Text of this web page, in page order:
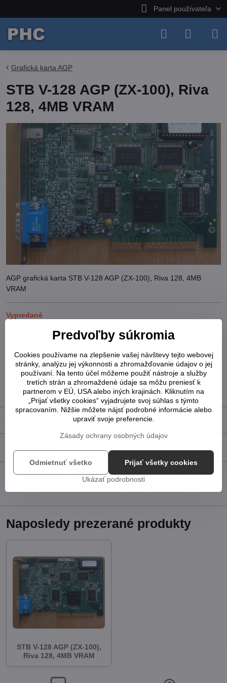
Panel používateľa
Grafická karta AGP
STB V-128 AGP (ZX-100), Riva
128, 4MB VRAM
AGP grafická karta STB V-128 AGP (ZX-100), Riva 128, 4MB
VRAM
Vypredané
Pridať k Obľúbeným Otázka k produktu
Strážny pes
Doručenia
Výrobca:STB
Doplnkové informácie
BlueskyPinterestReddit
mail
Naposledy prezerané produkty
STB V-128 AGP (ZX-100),
Riva 128, 4MB VRAM
Predvoľby súkromia
Cookies používame na zlepšenie vašej návštevy tejto webovej
stránky, analýzu jej výkonnosti a zhromažďovanie údajov o jej
používaní. Na tento účel môžeme použiť nástroje a služby
tretích strán a zhromaždené údaje sa môžu preniesť k
partnerom v EÚ, USA alebo iných krajinách. Kliknutím na
„Prijať všetky cookies“ vyjadrujete svoj súhlas s týmto
spracovaním. Nižšie môžete nájsť podrobné informácie alebo
upraviť svoje preferencie.
Zásady ochrany osobných údajov
Ukázať podrobnosti
Prijať všetky cookies
Odmietnuť všetko